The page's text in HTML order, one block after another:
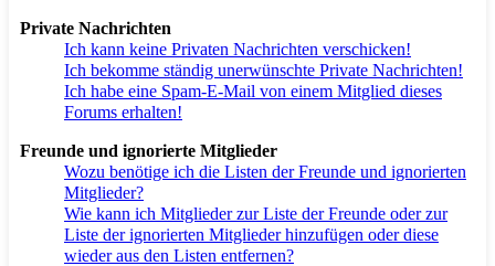
Private Nachrichten
Ich kann keine Privaten Nachrichten verschicken!
Ich bekomme ständig unerwünschte Private Nachrichten!
Ich habe eine Spam-E-Mail von einem Mitglied dieses
Forums erhalten!
Freunde und ignorierte Mitglieder
Wozu benötige ich die Listen der Freunde und ignorierten
Mitglieder?
Wie kann ich Mitglieder zur Liste der Freunde oder zur
Liste der ignorierten Mitglieder hinzufügen oder diese
wieder aus den Listen entfernen?